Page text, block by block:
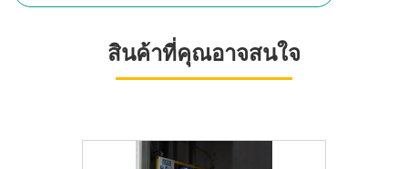
สินค้าที่คุณอาจสนใจ